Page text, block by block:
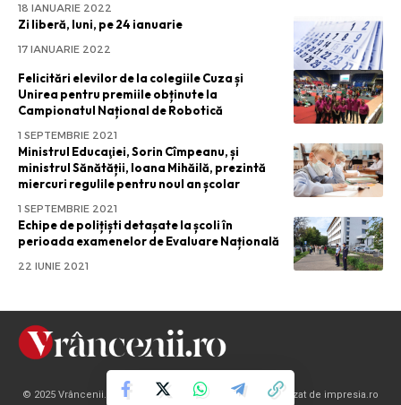
18 IANUARIE 2022
Zi liberă, luni, pe 24 ianuarie
17 IANUARIE 2022
Felicitări elevilor de la colegiile Cuza și
Unirea pentru premiile obținute la
Campionatul Național de Robotică
1 SEPTEMBRIE 2021
Ministrul Educaţiei, Sorin Cîmpeanu, și
ministrul Sănătății, Ioana Mihăilă, prezintă
miercuri regulile pentru noul an școlar
1 SEPTEMBRIE 2021
Echipe de polițiști detașate la școli în
perioada examenelor de Evaluare Națională
22 IUNIE 2021
© 2025 Vrâncenii.ro. Toate drepturile rezervate | Site realizat de impresia.ro